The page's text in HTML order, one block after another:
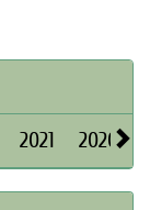
2021 2020